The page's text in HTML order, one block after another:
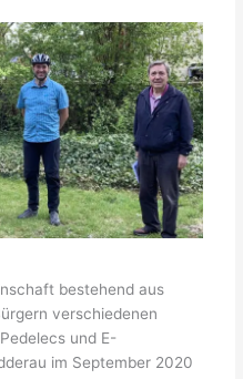
bestehend aus
verschiedenen
und E-
im September 2020